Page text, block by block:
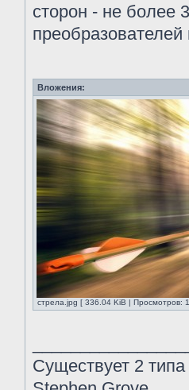
сторон - не более
Вложения:
стрела.jpg [ 336.04 KiB | Просмотров:
Существует 2